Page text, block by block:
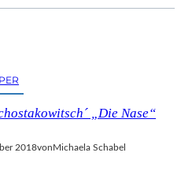
C
E
E
„Die Nase“
2018von Michaela Schabel